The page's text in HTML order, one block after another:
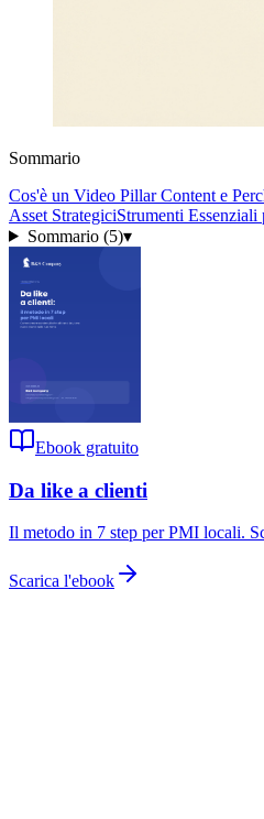
Sommario
Cos'è un Video Pillar Content e
Asset StrategiciStrumenti
Sommario (5)▾
Ebook gratuito
Da like a clienti
Il metodo in 7 step per PMI locali.
Scarica l'ebook